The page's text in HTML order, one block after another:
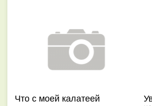
Что с моей калатеей